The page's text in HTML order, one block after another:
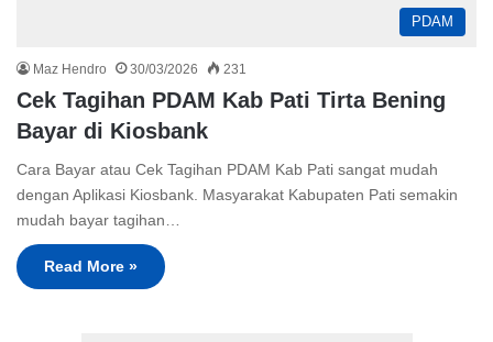
PDAM
Maz Hendro 30/03/2026 231
Cek Tagihan PDAM Kab Pati Tirta Bening
Bayar di Kiosbank
Cara Bayar atau Cek Tagihan PDAM Kab Pati sangat mudah
dengan Aplikasi Kiosbank. Masyarakat Kabupaten Pati semakin
mudah bayar tagihan…
Read More »